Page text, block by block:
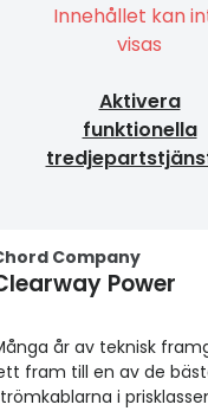
Innehållet kan
visas
Aktivera
funktionella
Company
Power
år av teknisk
fram till en av de
i